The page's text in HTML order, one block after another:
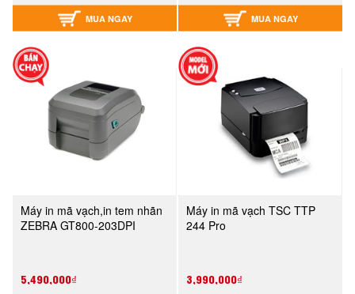
MUA NGAY MUA NGAY
Máy in mã vạch,in tem nhãn
ZEBRA GT800-203DPI
5,490,000₫
Máy in mã vạch TSC TTP
244 Pro
3,990,000₫